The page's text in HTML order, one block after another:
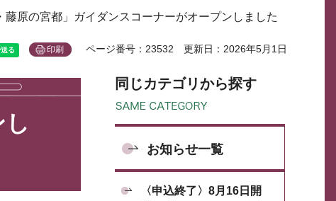
藤原の宮都」ガイダンスコーナーがオープンしました
印刷 ページ番号：23532 更新日：2026年5月1日
同じカテゴリから探す
お知らせ一覧
〈申込終了〉8月16日開